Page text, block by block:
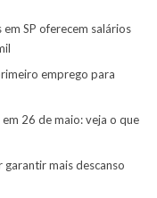
SP oferecem salários
emprego para
26 de maio: veja o que
mais descanso